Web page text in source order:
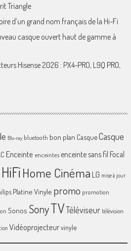
Triangle
d’un grand nom français de la Hi-Fi
casque ouvert haut de gamme à
Hisense 2026 : PX4-PRO, L9Q PRO,
Blu-ray bluetooth bon plan CasqueCasque
Enceinte enceintes enceinte sans fil Focal
HiFiHome Cinéma LG mise à jour
Platine Vinyle promo promotion
Sonos SonyTVTéléviseur télévision
Vidéoprojecteurvinyle